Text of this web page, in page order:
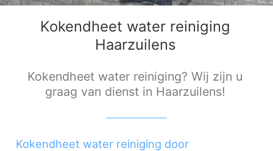
Kokendheet water reiniging
Haarzuilens
Kokendheet water reiniging? Wij zijn u
graag van dienst in Haarzuilens!
Kokendheet water reiniging door